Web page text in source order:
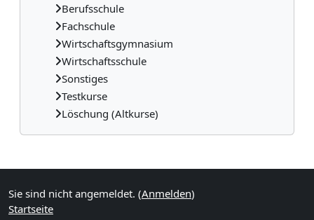
Berufsschule
Fachschule
Wirtschaftsgymnasium
Wirtschaftsschule
Sonstiges
Testkurse
Löschung (Altkurse)
Ergänzungsblöcke
Sie sind nicht angemeldet. (Anmelden)
Startseite